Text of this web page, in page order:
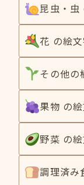
昆虫・虫
花 の絵
その他の
果物 の
野菜 の
調理済み